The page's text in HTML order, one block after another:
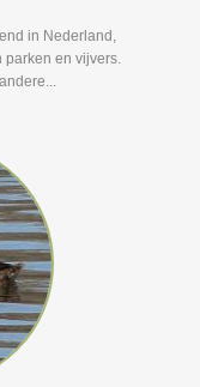
in Nederland,
parken en vijvers.